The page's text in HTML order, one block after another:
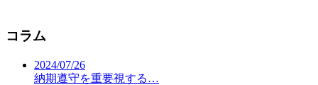
コラム
2024/07/26
納期遵守を重要視する…